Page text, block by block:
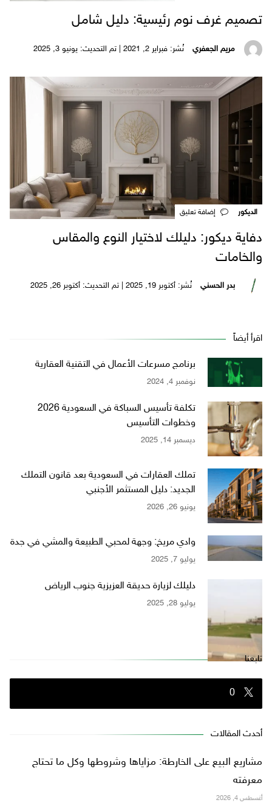
تصميم غرف نوم رئيسية: دليل شامل
مريم الجعفري نُشر: فبراير 2, 2021 | تم التحديث: يونيو 3, 2025
الديكور
دفاية ديكور: دليلك لاختيار النوع والمقاس
والخامات
بدر الحسني نُشر: أكتوبر 19, 2025 | تم التحديث: أكتوبر 26, 2025
اقرأ أيضاً
برنامج مسرعات الأعمال في التقنية العقارية
نوفمبر 4, 2024
تكلفة تأسيس السباكة في السعودية 2026
وخطوات التأسيس
ديسمبر 14, 2025
تملك العقارات في السعودية بعد قانون التملك
الجديد: دليل المستثمر الأجنبي
يونيو 26, 2026
وادي مريخ: وجهة لمحبي الطبيعة والمشي في جدة
يوليو 7, 2025
دليلك لزيارة حديقة العزيزية جنوب الرياض
يوليو 28, 2025
تابعنا
0
أحدث المقالات
مشاريع البيع على الخارطة: مزاياها وشروطها وكل ما تحتاج
معرفته
أغسطس 4, 2026